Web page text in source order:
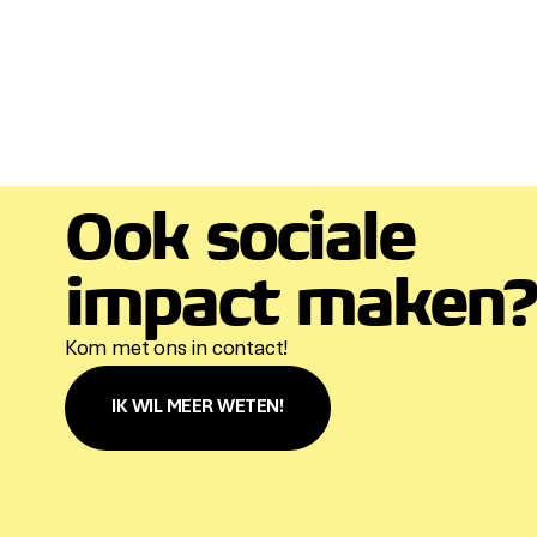
Ook sociale
impact maken?
Kom met ons in contact!
IK WIL MEER WETEN!